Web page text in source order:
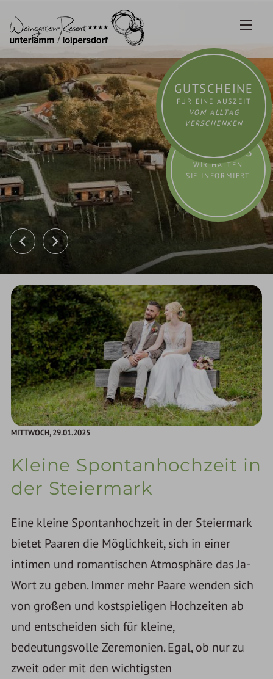
Inhalt
springen
GUTSCHEINE
FÜR EINE AUSZEIT
VOM ALLTAG
VERSCHENKEN
AKTUELLES
WIR HALTEN
SIE INFORMIERT
MITTWOCH,29.01.2025
Kleine Spontanhochzeit in
der Steiermark
Eine kleine Spontanhochzeit in der Steiermark
bietet Paaren die Möglichkeit, sich in einer
intimen und romantischen Atmosphäre das Ja-
Wort zu geben. Immer mehr Paare wenden sich
von großen und kostspieligen Hochzeiten ab
und entscheiden sich für kleine,
bedeutungsvolle Zeremonien. Egal, ob nur zu
zweit oder mit den wichtigsten